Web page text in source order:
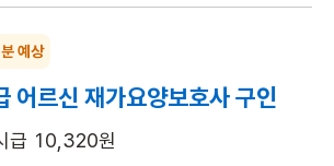
예상
어르신 재가요양보호사 구인
급 10,320원